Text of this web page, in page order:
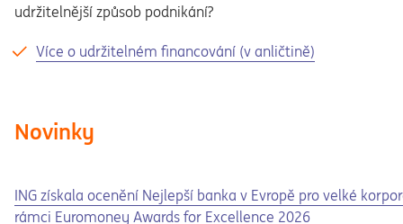
udržitelnější způsob podnikání?
Více o udržitelném financování (v anličtině)
Novinky
ING získala ocenění Nejlepší banka v Evropě pro velké
rámci Euromoney Awards for Excellence 2026